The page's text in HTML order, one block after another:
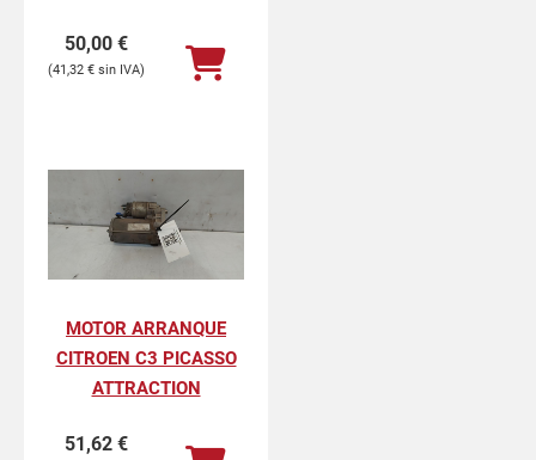
50,00 €
41,32 €
MOTOR ARRANQUE
CITROEN C3 PICASSO
ATTRACTION
51,62 €